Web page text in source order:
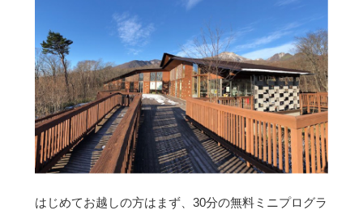
はじめてお越しの方はまず、30分の無料ミニプログラ